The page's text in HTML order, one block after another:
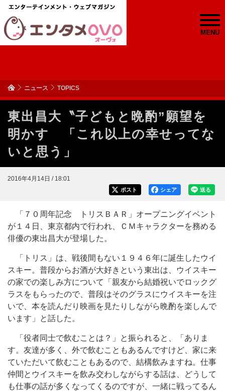
MENU
ニュース TOPICS
東出昌大〝子どもと晩酌”願望を
明かす 「これ以上の幸せってな
いと思う」
2016年4月14日 / 18:01
送る
シェア
ポスト
「７０周年記念 トリスＢＡＲ」オープニングイベント
が１４日、東京都内で行われ、ＣＭキャラクターを務める
俳優の東出昌大が登場した。
「トリス」は、戦後間もない１９４６年に誕生したウイ
スキー。普段からお酒が大好きという東出は、ウイスキー
の家での楽しみ方について「親友から結婚祝いでロックグ
ラスをもらったので、普段はそのグラスにウイスキーを注
いで、本を読んだり映画を見たりしながら晩酌を楽しんで
います」と話した。
「役者同士で飲むことは？」と振られると、「ありま
す。友達が多く、外で飲むこともあるんですけど、家に来
ていただいて飲むこともあるので、結構飲みますね。仕事
仲間とウイスキーを飲み交わしながらする話は、どうして
も仕事の話が多くなってくるのですが、一緒に戦ってるん